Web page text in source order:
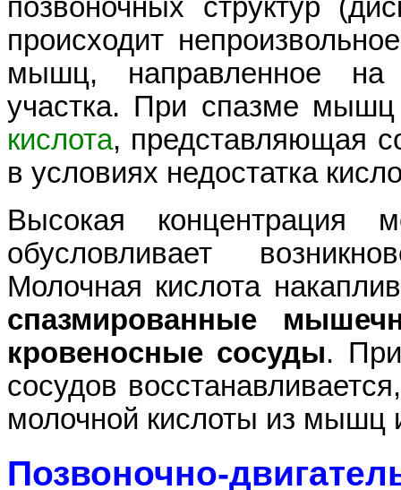
позвоночных структур
происходит
мышц, направленное на
участка. При спазме
кислота, представляющая
в условиях недостатка
Высокая концентрация
обусловливает
Молочная кислота
спазмированные
кровеносные сосуды.
сосудов
молочной кислоты из мышц
Позвоночно-